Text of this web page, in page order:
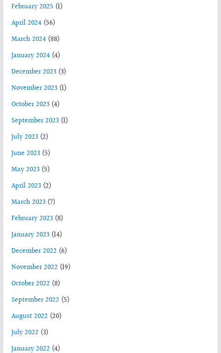
February 2025 (1)
April 2024(56)
March 2024(88)
January 2024(4)
December 2023(3)
November 2023(1)
October 2023(4)
September 2023(1)
July 2023(2)
June 2023(5)
May 2023(5)
April 2023(2)
March 2023(7)
February 2023(8)
January 2023(14)
December 2022 (6)
November 2022 (19)
October 2022 (8)
September 2022 (5)
August 2022 (20)
July 2022 (3)
January 2022 (4)